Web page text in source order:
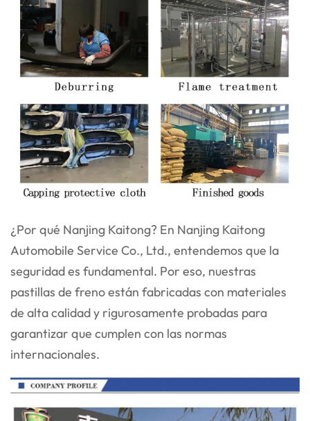
¿Por qué Nanjing Kaitong? En Nanjing Kaitong
Automobile Service Co., Ltd., entendemos que la
seguridad es fundamental. Por eso, nuestras
pastillas de freno están fabricadas con materiales
de alta calidad y rigurosamente probadas para
garantizar que cumplen con las normas
internacionales.